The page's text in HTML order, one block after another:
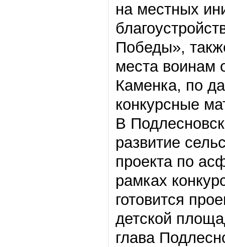
на местных
Победы»,
места воинам
Каменка, по
конкурсные
В
развитие
проекта по
рамках
готовится
детской
глава